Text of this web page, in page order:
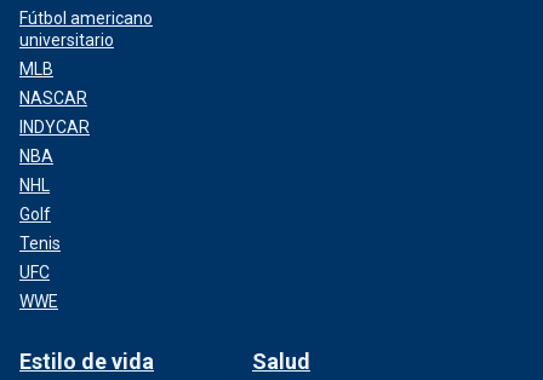
Fútbol americano
universitario
MLB
NASCAR
INDYCAR
NBA
NHL
Golf
Tenis
UFC
WWE
Estilo de vida Salud